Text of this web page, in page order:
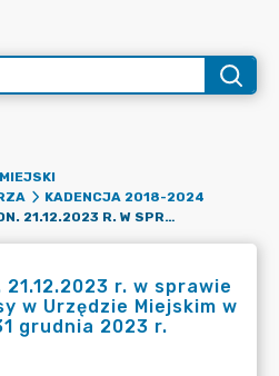
KADENCJA 2018-2024
120.200.2023 Z DN. 21.12.2023 R. W SPRAWIE INWENTARYZACJI KASY W URZĘDZIE MIEJSKIM W ŁĘCZYCY NA DZIEŃ 31 GRUDNIA 2023 R.
r. w sprawie
w Urzędzie Miejskim w
grudnia 2023 r.